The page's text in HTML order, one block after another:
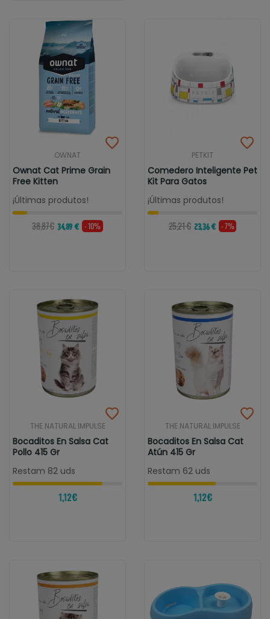
OWNAT
Ownat Cat Prime Grain
Free Kitten
¡Últimas produtos!
38,87 € 34,89 € - 10%
PETKIT
Comedero Inteligente Pet
Kit Para Gatos
¡Últimas produtos!
25,21 € 23,36 € - 7%
THE NATURAL IMPULSE
Bocaditos En Salsa Cat
Pollo 415 Gr
Restam 82 uds
1,12 €
THE NATURAL IMPULSE
Bocaditos En Salsa Cat
Atún 415 Gr
Restam 62 uds
1,12 €